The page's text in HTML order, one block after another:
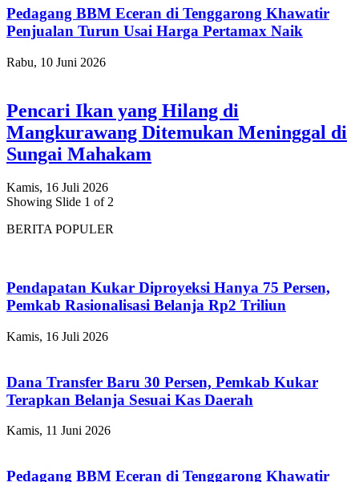
Pedagang BBM Eceran di Tenggarong Khawatir
Penjualan Turun Usai Harga Pertamax Naik
Rabu, 10 Juni 2026
Pencari Ikan yang Hilang di
Mangkurawang Ditemukan Meninggal di
Sungai Mahakam
Kamis, 16 Juli 2026
Showing Slide 1 of 2
BERITA POPULER
Pendapatan Kukar Diproyeksi Hanya 75 Persen,
Pemkab Rasionalisasi Belanja Rp2 Triliun
Kamis, 16 Juli 2026
Dana Transfer Baru 30 Persen, Pemkab Kukar
Terapkan Belanja Sesuai Kas Daerah
Kamis, 11 Juni 2026
Pedagang BBM Eceran di Tenggarong Khawatir